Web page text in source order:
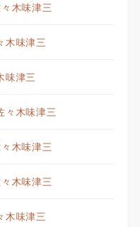
木味津三
味津三
津三
木味津三
木味津三
木味津三
味津三